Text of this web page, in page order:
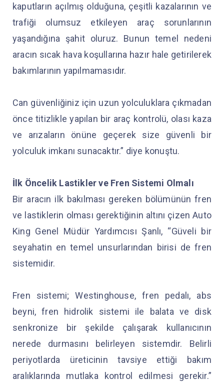
kaputların açılmış olduğuna, çeşitli kazalarının ve
trafiği olumsuz etkileyen araç sorunlarının
yaşandığına şahit oluruz. Bunun temel nedeni
aracın sıcak hava koşullarına hazır hale getirilerek
bakımlarının yapılmamasıdır.
Can güvenliğiniz için uzun yolculuklara çıkmadan
önce titizlikle yapılan bir araç kontrolü, olası kaza
ve arızaların önüne geçerek size güvenli bir
yolculuk imkanı sunacaktır.” diye konuştu.
İlk Öncelik Lastikler ve Fren Sistemi Olmalı
Bir aracın ilk bakılması gereken bölümünün fren
ve lastiklerin olması gerektiğinin altını çizen Auto
King Genel Müdür Yardımcısı Şanlı, “Güveli bir
seyahatin en temel unsurlarından birisi de fren
sistemidir.
Fren sistemi; Westinghouse, fren pedalı, abs
beyni, fren hidrolik sistemi ile balata ve disk
senkronize bir şekilde çalışarak kullanıcının
nerede durmasını belirleyen sistemdir. Belirli
periyotlarda üreticinin tavsiye ettiği bakım
aralıklarında mutlaka kontrol edilmesi gerekir.”